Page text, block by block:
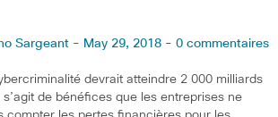
Sargeant - May 29, 2018 - 0 commentaires
devrait atteindre 2 000 milliards
de bénéfices que les entreprises ne